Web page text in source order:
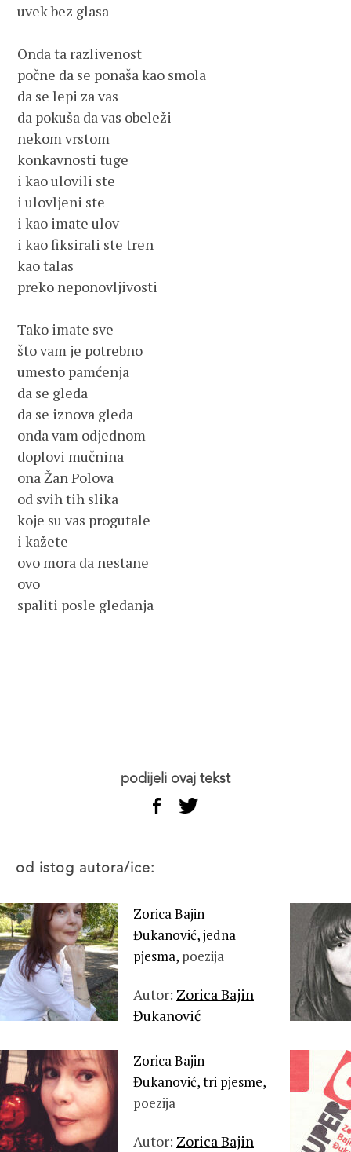
uvek bez glasa
Onda ta razlivenost
počne da se ponaša kao smola
da se lepi za vas
da pokuša da vas obeleži
nekom vrstom
konkavnosti tuge
i kao ulovili ste
i ulovljeni ste
i kao imate ulov
i kao fiksirali ste tren
kao talas
preko neponovljivosti
Tako imate sve
što vam je potrebno
umesto pamćenja
da se gleda
da se iznova gleda
onda vam odjednom
doplovi mučnina
ona Žan Polova
od svih tih slika
koje su vas progutale
i kažete
ovo mora da nestane
ovo
spaliti posle gledanja
podijeli ovaj tekst
od istog autora/ice:
Zorica Bajin
Đukanović, jedna
pjesma, poezija
Autor: Zorica Bajin
Đukanović
Zorica Bajin
Đukanović, tri pjesme,
poezija
Autor: Zorica Bajin